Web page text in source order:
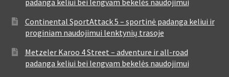
padanga keliui bei lengvam bekelės naudojimui
Continental SportAttack 5 – sportinė padanga keliui ir
proginiam naudojimui lenktynių trasoje
Metzeler Karoo 4 Street – adventure ir all-road
padanga keliui bei lengvam bekelės naudojimui